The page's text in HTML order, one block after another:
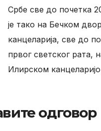
Србе све до почетка
је тако на Бечком
канцеларија, све до
првог светског рата,
Илирском
одговор